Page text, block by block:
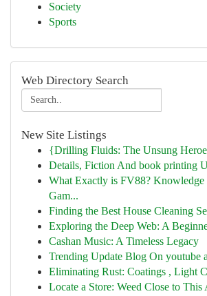
Society
Sports
Web Directory Search
New Site Listings
{Drilling Fluids: The Unsung
Details, Fiction And book printing
What Exactly is FV88? Knowledge
Gam...
Finding the Best House Cleaning
Exploring the Deep Web: A
Cashan Music: A Timeless Legacy
Trending Update Blog On youtube
Eliminating Rust: Coatings , Light
Locate a Store: Weed Close to This